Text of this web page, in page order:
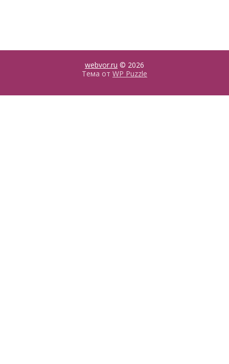
webvor.ru © 2026
Тема от WP Puzzle